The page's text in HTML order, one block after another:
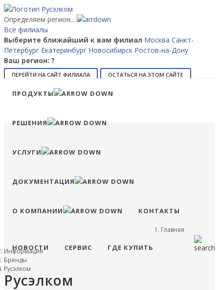
Определяем регион...
Все филиалы
Выберите ближайший к вам филиал Москва Санкт-
Петербург Екатеринбург Новосибирск Ростов-на-Дону
Ваш регион: ?
ПЕРЕЙТИ НА САЙТ ФИЛИАЛА ОСТАТЬСЯ НА ЭТОМ САЙТЕ
Сравнение
ПРОДУКТЫ
РЕШЕНИЯ
УСЛУГИ
ДОКУМЕНТАЦИЯ
О КОМПАНИИ КОНТАКТЫ
НОВОСТИ СЕРВИС ГДЕ КУПИТЬ
Главная
Информация
Бренды
Русэлком
Русэлком